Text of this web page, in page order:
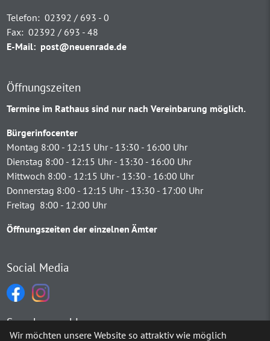
Telefon: 02392 / 693 - 0
Fax: 02392 / 693 - 48
E-Mail: post@neuenrade.de
Öffnungszeiten
Termine im Rathaus sind nur nach Vereinbarung möglich.
Bürgerinfocenter
Montag 8:00 - 12:15 Uhr - 13:30 - 16:00 Uhr
Dienstag 8:00 - 12:15 Uhr - 13:30 - 16:00 Uhr
Mittwoch 8:00 - 12:15 Uhr - 13:30 - 16:00 Uhr
Donnerstag 8:00 - 12:15 Uhr - 13:30 - 17:00 Uhr
Freitag 8:00 - 12:00 Uhr
Öffnungszeiten der einzelnen Ämter
Social Media
Sprachauswahl
Wir möchten unsere Website so attraktiv wie möglich